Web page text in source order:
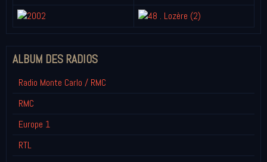
ALBUM DES RADIOS
Radio Monte Carlo / RMC
RMC
Europe 1
RTL